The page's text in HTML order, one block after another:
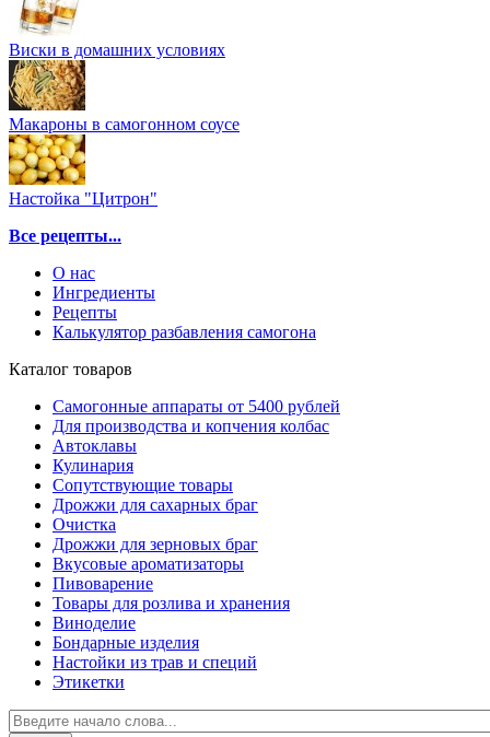
Виски в домашних условиях
Макароны в самогонном соусе
Настойка "Цитрон"
Все рецепты...
О нас
Ингредиенты
Рецепты
Калькулятор разбавления самогона
Каталог товаров
Самогонные аппараты от 5400 рублей
Для производства и копчения колбас
Автоклавы
Кулинария
Сопутствующие товары
Дрожжи для сахарных браг
Очистка
Дрожжи для зерновых браг
Вкусовые ароматизаторы
Пивоварение
Товары для розлива и хранения
Виноделие
Бондарные изделия
Настойки из трав и специй
Этикетки